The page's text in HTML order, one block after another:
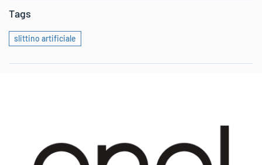
Tags
slittino artificiale